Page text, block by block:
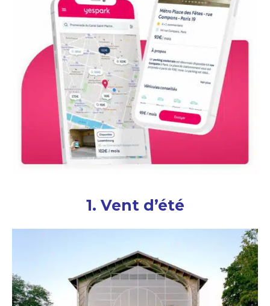
1. Vent d’été